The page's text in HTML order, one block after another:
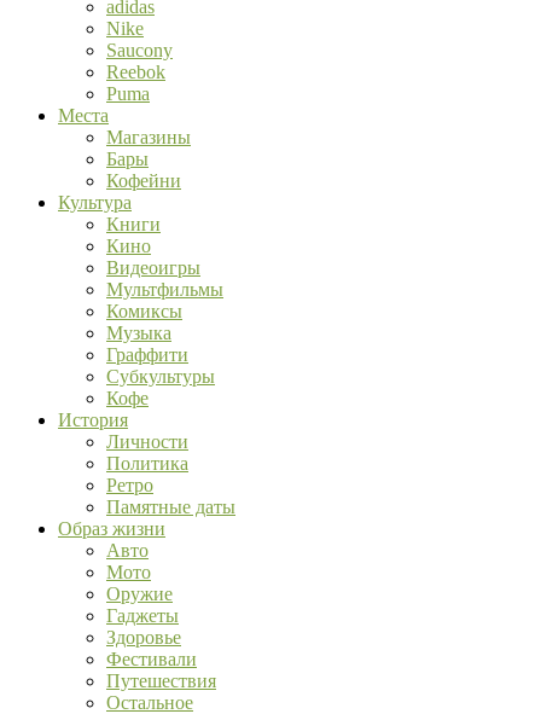
adidas
Nike
Saucony
Reebok
Puma
Места
Магазины
Бары
Кофейни
Культура
Книги
Кино
Видеоигры
Мультфильмы
Комиксы
Музыка
Граффити
Субкультуры
Кофе
История
Личности
Политика
Ретро
Памятные даты
Образ жизни
Авто
Мото
Оружие
Гаджеты
Здоровье
Фестивали
Путешествия
Остальное